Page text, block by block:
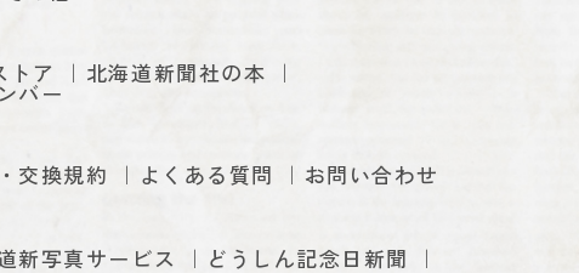
トア 北海道新聞社の本
バー
交換規約 よくある質問 お問い合わせ
新写真サービス どうしん記念日新聞